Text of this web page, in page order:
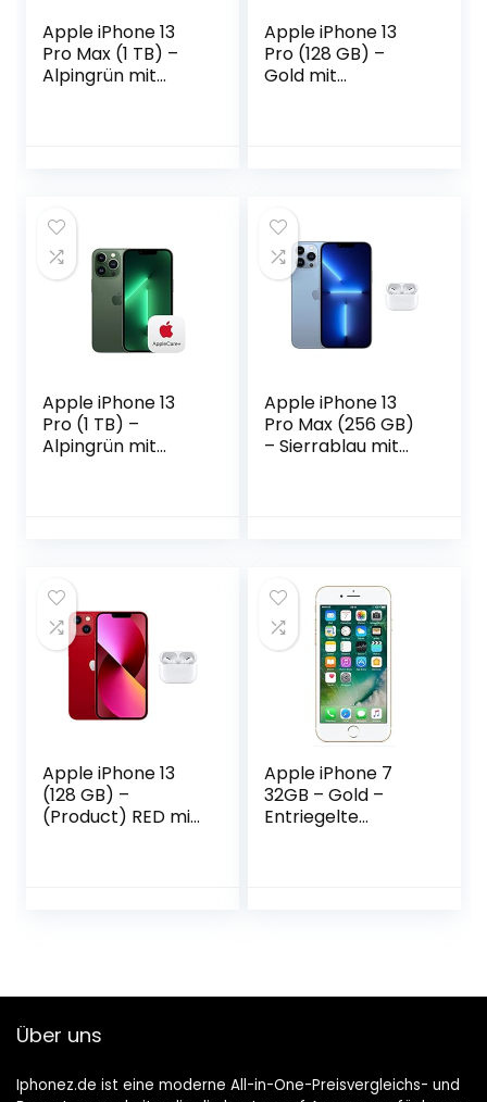
Apple iPhone 13
Pro Max (1 TB) –
Alpingrün mit
Apple iPhone 13
Pro (128 GB) –
Gold mit
Apple iPhone 13
Pro (1 TB) –
Alpingrün mit
Apple iPhone 13
Pro Max (256 GB)
– Sierrablau mit
Apple iPhone 13
(128 GB) –
(Product) RED mit
Apple iPhone 7
32GB – Gold –
Entriegelte
Über uns
Iphonez.de ist eine moderne All-in-One-Preisvergleichs- und